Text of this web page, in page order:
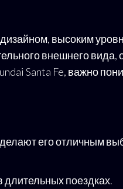
высоким
внешнего вида,
Santa Fe, важно
его отличным
поездках.